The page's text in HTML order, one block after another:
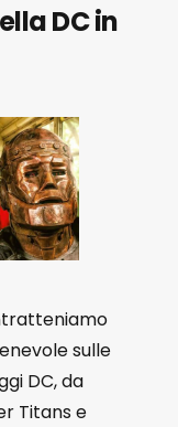
DC in
sulle
DC, da
Titans e